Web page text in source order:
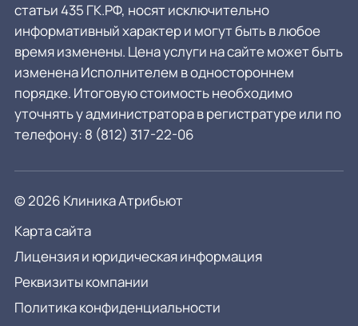
статьи 435 ГК.РФ, носят исключительно
информативный характер и могут быть в любое
время изменены. Цена услуги на сайте может быть
изменена Исполнителем в одностороннем
порядке. Итоговую стоимость необходимо
уточнять у администратора в регистратуре или по
телефону: 8 (812) 317-22-06
© 2026 Клиника Атрибьют
Карта сайта
Лицензия и юридическая информация
Реквизиты компании
Политика конфиденциальности